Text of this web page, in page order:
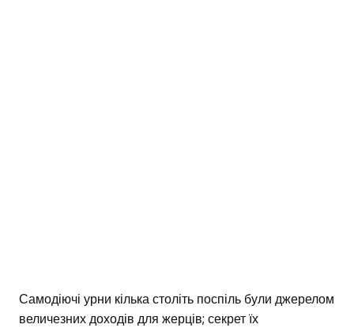
Самодіючі урни кілька століть поспіль були джерелом
величезних доходів для жерців; секрет їх